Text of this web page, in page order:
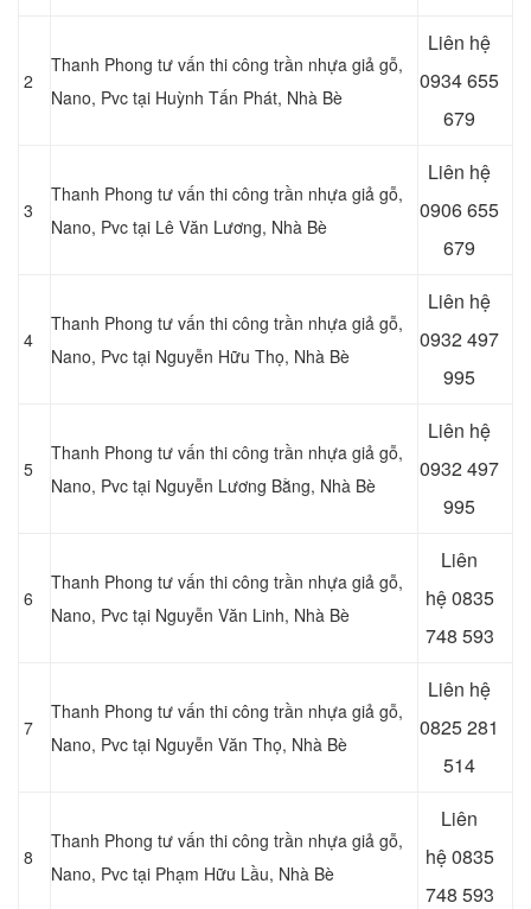
2
Thanh Phong tư vấn thi công trần nhựa giả gỗ,
Nano, Pvc tại Huỳnh Tấn Phát, Nhà Bè
Liên hệ
0934 655
679
3
Thanh Phong tư vấn thi công trần nhựa giả gỗ,
Nano, Pvc tại Lê Văn Lương, Nhà Bè
Liên hệ
0906 655
679
4
Thanh Phong tư vấn thi công trần nhựa giả gỗ,
Nano, Pvc tại Nguyễn Hữu Thọ, Nhà Bè
Liên hệ
0932 497
995
5
Thanh Phong tư vấn thi công trần nhựa giả gỗ,
Nano, Pvc tại Nguyễn Lương Bằng, Nhà Bè
Liên hệ
0932 497
995
6
Thanh Phong tư vấn thi công trần nhựa giả gỗ,
Nano, Pvc tại Nguyễn Văn Linh, Nhà Bè
Liên
hệ0835
748 593
7
Thanh Phong tư vấn thi công trần nhựa giả gỗ,
Nano, Pvc tại Nguyễn Văn Thọ, Nhà Bè
Liên hệ
0825 281
514
8
Thanh Phong tư vấn thi công trần nhựa giả gỗ,
Nano, Pvc tại Phạm Hữu Lầu, Nhà Bè
Liên
hệ0835
748 593